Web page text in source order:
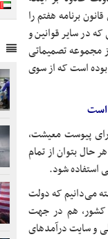
بیش از ۷۵ درصد آئین‌نامه‌های قانون برنامه هفتم را
در سایر قوانین و
مجموعه تصمیماتی
مردم بوده است که از سوی
است
پیوست معیشت،
حال بتوان از تمام
استفاده شود.
می‌دانیم که دولت
کشور، هم در جهت
و سایت درآمدهای